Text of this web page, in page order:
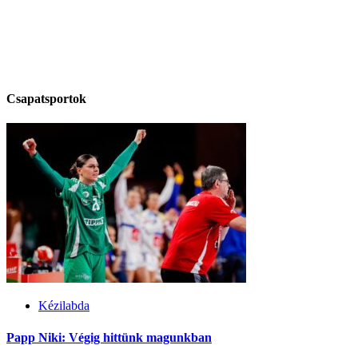
Csapatsportok
Kézilabda
Papp Niki: Végig hittünk magunkban